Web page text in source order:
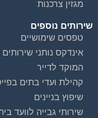
מגזין צרכנות
שירותים נוספים
טפסים שימושיים
אינדקס נותני שירותים
המוקד לדייר
קהילת ועדי בתים
שיפוץ בניינים
שירותי גבייה לוועד בית